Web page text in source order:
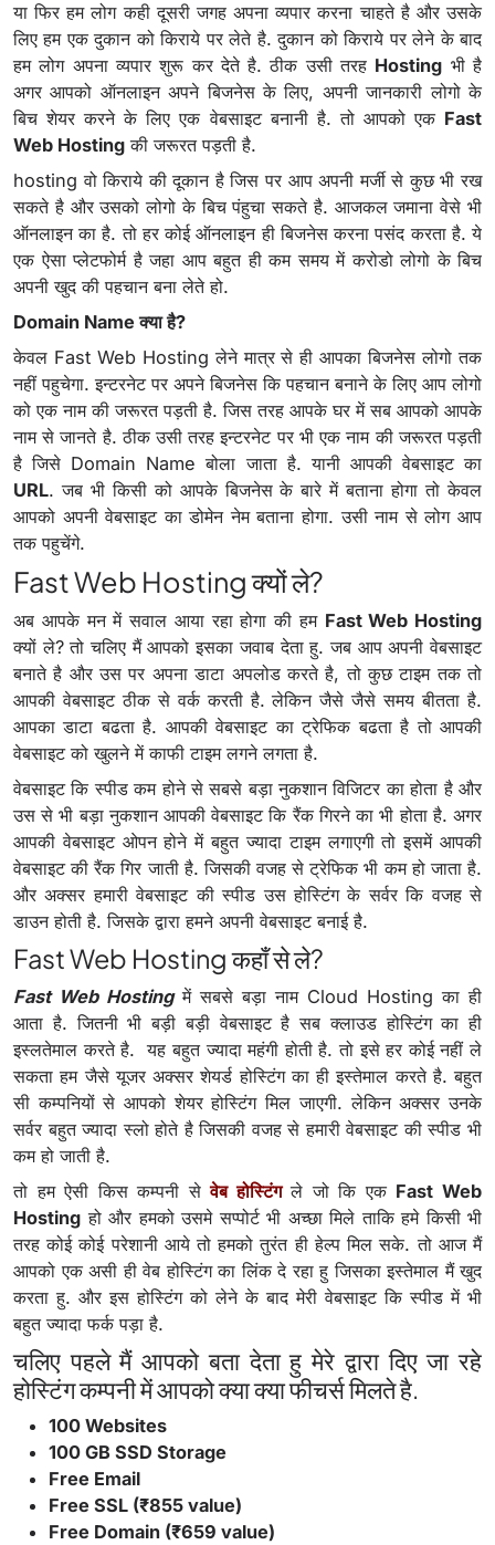
या फिर हम लोग कही दूसरी जगह अपना व्यपार करना चाहते है और उसके
लिए हम एक दुकान को किराये पर लेते है. दुकान को किराये पर लेने के बाद
हम लोग अपना व्यपार शुरू कर देते है. ठीक उसी तरह Hosting भी है
अगर आपको ऑनलाइन अपने बिजनेस के लिए, अपनी जानकारी लोगो के
बिच शेयर करने के लिए एक वेबसाइट बनानी है. तो आपको एक Fast
Web Hosting की जरूरत पड़ती है.
hosting वो किराये की दूकान है जिस पर आप अपनी मर्जी से कुछ भी रख
सकते है और उसको लोगो के बिच पंहुचा सकते है. आजकल जमाना वेसे भी
ऑनलाइन का है. तो हर कोई ऑनलाइन ही बिजनेस करना पसंद करता है. ये
एक ऐसा प्लेटफोर्म है जहा आप बहुत ही कम समय में करोडो लोगो के बिच
अपनी खुद की पहचान बना लेते हो.
Domain Name क्या है?
केवल Fast Web Hosting लेने मात्र से ही आपका बिजनेस लोगो तक
नहीं पहुचेगा. इन्टरनेट पर अपने बिजनेस कि पहचान बनाने के लिए आप लोगो
को एक नाम की जरूरत पड़ती है. जिस तरह आपके घर में सब आपको आपके
नाम से जानते है. ठीक उसी तरह इन्टरनेट पर भी एक नाम की जरूरत पड़ती
है जिसे Domain Name बोला जाता है. यानी आपकी वेबसाइट का
URL. जब भी किसी को आपके बिजनेस के बारे में बताना होगा तो केवल
आपको अपनी वेबसाइट का डोमेन नेम बताना होगा. उसी नाम से लोग आप
तक पहुचेंगे.
Fast Web Hosting क्यों ले?
अब आपके मन में सवाल आया रहा होगा की हम Fast Web Hosting
क्यों ले? तो चलिए मैं आपको इसका जवाब देता हु. जब आप अपनी वेबसाइट
बनाते है और उस पर अपना डाटा अपलोड करते है, तो कुछ टाइम तक तो
आपकी वेबसाइट ठीक से वर्क करती है. लेकिन जैसे जैसे समय बीतता है.
आपका डाटा बढता है. आपकी वेबसाइट का ट्रेफिक बढता है तो आपकी
वेबसाइट को खुलने में काफी टाइम लगने लगता है.
वेबसाइट कि स्पीड कम होने से सबसे बड़ा नुकशान विजिटर का होता है और
उस से भी बड़ा नुकशान आपकी वेबसाइट कि रैंक गिरने का भी होता है. अगर
आपकी वेबसाइट ओपन होने में बहुत ज्यादा टाइम लगाएगी तो इसमें आपकी
वेबसाइट की रैंक गिर जाती है. जिसकी वजह से ट्रेफिक भी कम हो जाता है.
और अक्सर हमारी वेबसाइट की स्पीड उस होस्टिंग के सर्वर कि वजह से
डाउन होती है. जिसके द्वारा हमने अपनी वेबसाइट बनाई है.
Fast Web Hosting कहाँ से ले?
Fast Web Hostingमें सबसे बड़ा नाम Cloud Hosting का ही
आता है. जितनी भी बड़ी बड़ी वेबसाइट है सब क्लाउड होस्टिंग का ही
इस्लतेमाल करते है. यह बहुत ज्यादा महंगी होती है. तो इसे हर कोई नहीं ले
सकता हम जैसे यूजर अक्सर शेयर्ड होस्टिंग का ही इस्तेमाल करते है. बहुत
सी कम्पनियों से आपको शेयर होस्टिंग मिल जाएगी. लेकिन अक्सर उनके
सर्वर बहुत ज्यादा स्लो होते है जिसकी वजह से हमारी वेबसाइट की स्पीड भी
कम हो जाती है.
तो हम ऐसी किस कम्पनी सेवेब होस्टिंगले जो कि एक Fast Web
Hosting हो और हमको उसमे सप्पोर्ट भी अच्छा मिले ताकि हमे किसी भी
तरह कोई कोई परेशानी आये तो हमको तुरंत ही हेल्प मिल सके. तो आज मैं
आपको एक असी ही वेब होस्टिंग का लिंक दे रहा हु जिसका इस्तेमाल मैं खुद
करता हु. और इस होस्टिंग को लेने के बाद मेरी वेबसाइट कि स्पीड में भी
बहुत ज्यादा फर्क पड़ा है.
चलिए पहले मैं आपको बता देता हु मेरे द्वारा दिए जा रहे
होस्टिंग कम्पनी में आपको क्या क्या फीचर्स मिलते है.
100 Websites
100 GB SSD Storage
Free Email
Free SSL (₹855 value)
Free Domain (₹659 value)